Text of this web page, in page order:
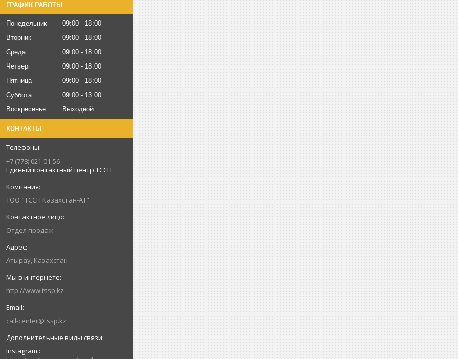
ГРАФИК РАБОТЫ
Понедельник 09:00
18:00
Вторник
09:00
18:00
Среда
09:00
18:00
Четверг
09:00
18:00
Пятница
09:00
18:00
Суббота
09:00
13:00
Воскресенье
Выходной
КОНТАКТЫ
+7 (778) 021-01-56
Единый контактный центр ТССП
ТОО "ТССП Казахстан-АТ"
Отдел продаж
Атырау, Казахстан
http://www.tssp.kz
call-center@tssp.kz
Instagram